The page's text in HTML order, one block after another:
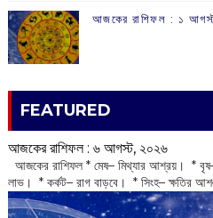
আজকের রাশিফল :‌ ‌‌১
FEATURED
আজকের রাশিফল :‌ ‌‌৬ আগস্ট, ২০২৬
আজকের রাশিফল * মেষ– মিথ্যার আশ্রয়। *
লাভ। * কর্কট– রাগ বাড়বে। * সিংহ– ক্ষতির